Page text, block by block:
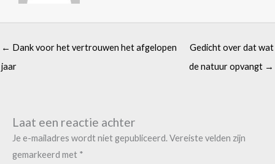
← Dank voor het vertrouwen het afgelopen
jaar
Gedicht over dat wat
de natuur opvangt →
Laat een reactie achter
Je e-mailadres wordt niet gepubliceerd.Vereiste velden zijn
gemarkeerd met *